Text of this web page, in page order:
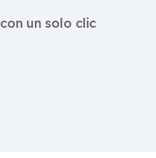
con un solo clic